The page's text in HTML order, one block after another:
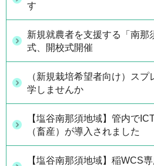
す
新規就農者を支援する「南那
式、開校式開催
（新規栽培希望者向け）ス
学しませんか
【塩谷南那須地域】管内で
（畜産）が導入されました
【塩谷南那須地域】稲WCS